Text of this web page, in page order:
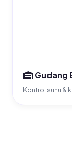
Gudang
Kontrol suhu &